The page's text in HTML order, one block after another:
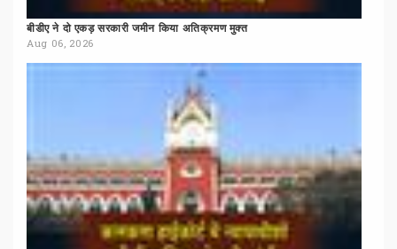
बीडीए ने दो एकड़ सरकारी जमीन किया अतिक्रमण मुक्त
Aug 06, 2026